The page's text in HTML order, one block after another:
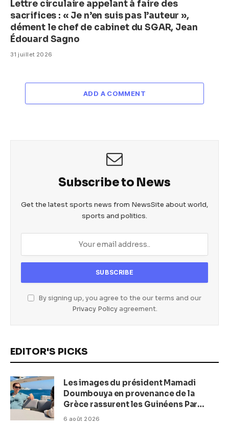
Lettre circulaire appelant à faire des
sacrifices : « Je n’en suis pas l’auteur »,
dément le chef de cabinet du SGAR, Jean
Édouard Sagno
31 juillet 2026
ADD A COMMENT
Subscribe to News
Get the latest sports news from NewsSite about world,
sports and politics.
By signing up, you agree to the our terms and our
Privacy Policyagreement.
EDITOR'S PICKS
Les images du président Mamadi
Doumbouya en provenance de la
Grèce rassurent les Guinéens Par
(Macka Baldé)
6 août 2026